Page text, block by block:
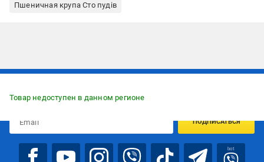
Пшеничная крупа Сто пудів
Товар недоступен в данном регионе
предложениях:
ПОДПИСАТЬСЯ
bot